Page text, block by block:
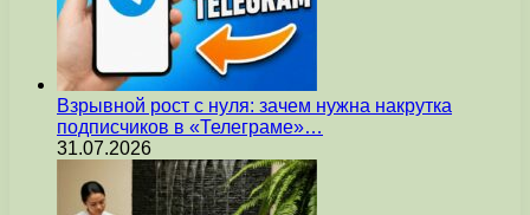
Взрывной рост с нуля: зачем нужна накрутка
подписчиков в «Телеграме»…
31.07.2026